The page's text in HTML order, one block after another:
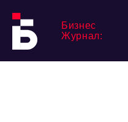
Бизнес
Журнал: